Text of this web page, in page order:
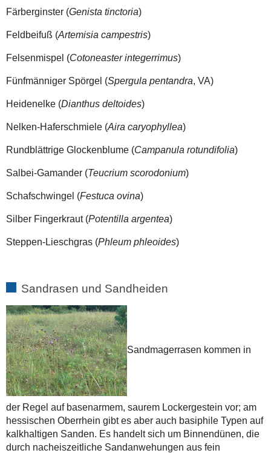
Färberginster (Genista tinctoria)
Feldbeifuß (Artemisia campestris)
Felsenmispel (Cotoneaster integerrimus)
Fünfmänniger Spörgel (Spergula pentandra, VA)
Heidenelke (Dianthus deltoides)
Nelken-Haferschmiele (Aira caryophyllea)
Rundblättrige Glockenblume (Campanula rotundifolia)
Salbei-Gamander (Teucrium scorodonium)
Schafschwingel (Festuca ovina)
Silber Fingerkraut (Potentilla argentea)
Steppen-Lieschgras (Phleum phleoides)
Sandrasen und Sandheiden
Sandmagerrasen kommen in
der Regel auf basenarmem, saurem Lockergestein vor; am
hessischen Oberrhein gibt es aber auch basiphile Typen auf
kalkhaltigen Sanden. Es handelt sich um Binnendünen, die
durch nacheiszeitliche Sandanwehungen aus fein